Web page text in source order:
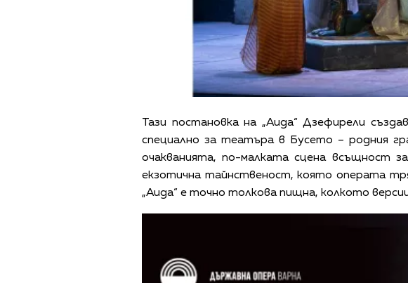
Тази постановка на „Аида“ Дзефирели
специално за театъра в Бусето – родния
очакванията, по-малката сцена всъщност
екзотична тайнственост, която операта
„Аида“ е точно толкова пищна, колкото